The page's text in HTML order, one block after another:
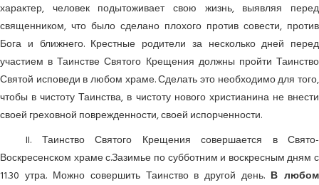
характер, человек подытоживает свою жизнь, выявляя перед
священником, что было сделано плохого против совести, против
Бога и ближнего. Крестные родители за несколько дней перед
участием в Таинстве Святого Крещения должны пройти Таинство
Святой исповеди в любом храме. Сделать это необходимо для того,
чтобы в чистоту Таинства, в чистоту нового христианина не внести
своей греховной поврежденности, своей испорченности.
II. Таинство Святого Крещения совершается в Свято-
Воскресенском храме с.Зазимье по субботним и воскресным дням с
11.30 утра. Можно совершить Таинство в другой день. В любом